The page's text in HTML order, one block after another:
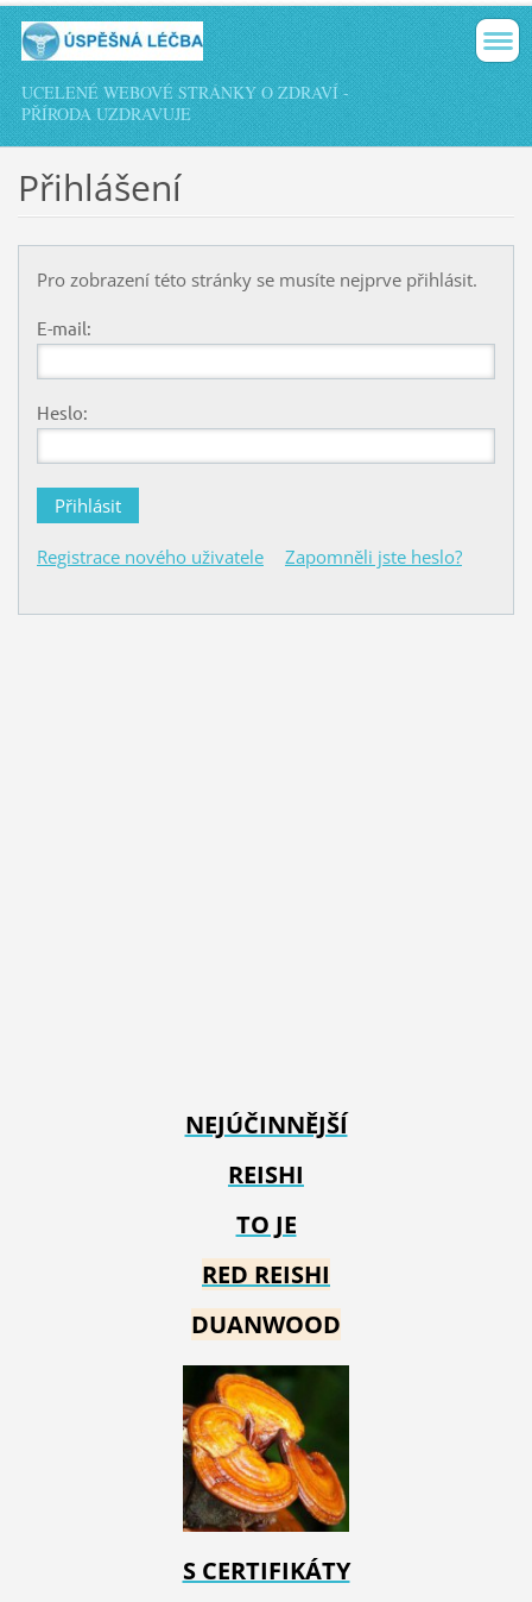
UCELENÉ WEBOVÉ STRÁNKY O ZDRAVÍ -
PŘÍRODA UZDRAVUJE
Přihlášení
Pro zobrazení této stránky se musíte nejprve přihlásit.
E-mail:
Heslo:
Registrace nového uživatele Zapomněli jste heslo?
NEJÚČINNĚJŠÍ
REISHI
TO JE
RED REISHI
DUANWOOD
S CERTIFIKÁTY